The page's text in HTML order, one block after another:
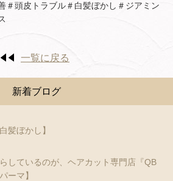
＃頭皮トラブル＃白髪ぼかし＃ジアミン
一覧に戻る
新着ブログ
髪ぼかし】
しているのが、ヘアカット専門店『QB
ーマ】